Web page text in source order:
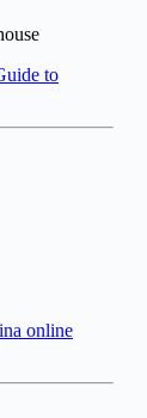
to
online